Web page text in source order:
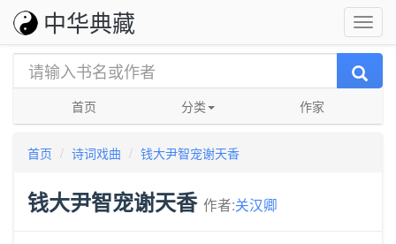
中华典藏
首页 分类 作家
首页 诗词戏曲 钱大尹智宠谢天香
钱大尹智宠谢天香 作者:关汉卿